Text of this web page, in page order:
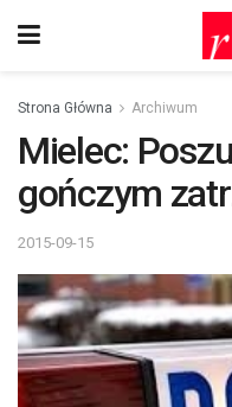
Strona Główna Archiwum
Mielec:
gończym
2015-09-15